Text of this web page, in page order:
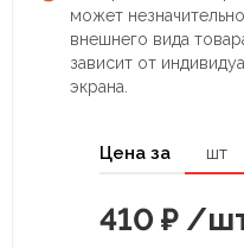
может
внешнего вида
зависит от
экрана.
Цена за шт
410 ₽ /